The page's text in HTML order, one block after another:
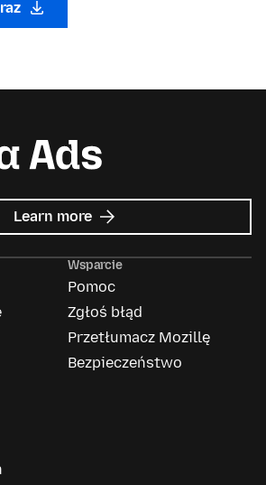
Learn more about
Mozilla
Wsparcie
Pomoc
Zgłoś błąd
Przetłumacz Mozillę
Bezpieczeństwo